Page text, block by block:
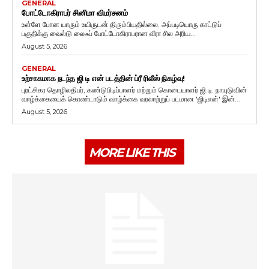
GENERAL
போட்டோகிராபர் சினிமா விமர்சனம்
உள்ளே போன யாரும் உயிருடன் திரும்பியதில்லை. அப்படியொரு காட்டுப்
பகுதிக்கு வைல்டு லைஃப் போட்டோகிராபரான வீரா சில அரிய...
August 5, 2026
GENERAL
உற்சாகமாக நடந்த ஜி டி என் படத்தின் ப்ரீ ரிலீஸ் நிகழ்வு!
புரட்சிகர தொழிலதிபர், கண்டுபிடிப்பாளர் மற்றும் கொடையாளர் ஜி.டி. நாயுடுவின்
வாழ்க்கையைக் கொண்டாடும் வாழ்க்கை வரலாற்றுப் படமான 'ஜிடிஎன்' இன்...
August 5, 2026
MORE LIKE THIS